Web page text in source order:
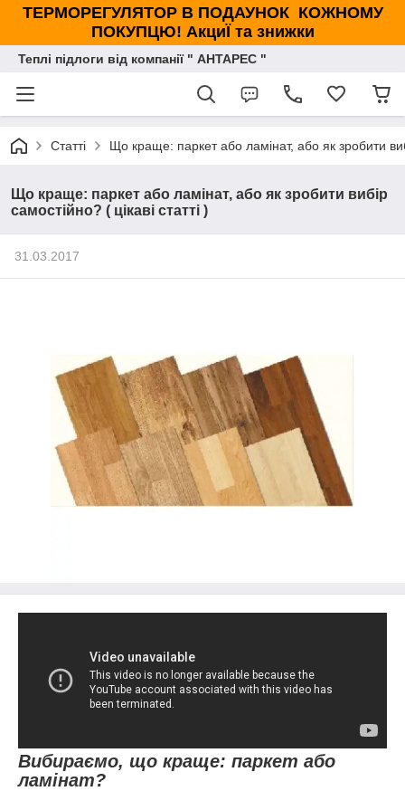
ТЕРМОРЕГУЛЯТОР В ПОДАУНОК КОЖНОМУ
ПОКУПЦЮ! АкциЇ та знижки
Теплі підлоги від компанії " АНТАРЕС "
Статті Що краще: паркет або ламінат, або як зробити
Що краще: паркет або ламінат, або як зробити вибір
самостійно? ( цікаві статті )
31.03.2017
Вибираємо, що краще: паркет або
ламінат?